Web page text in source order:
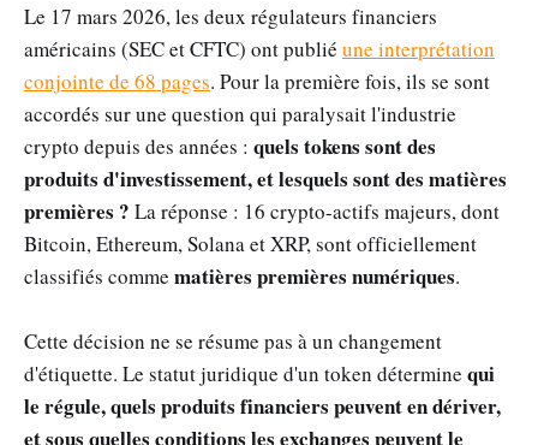
Le 17 mars 2026, les deux régulateurs financiers
américains (SEC et CFTC) ont publié une interprétation
conjointe de 68 pages. Pour la première fois, ils se sont
accordés sur une question qui paralysait l'industrie
crypto depuis des années : quels tokens sont des
produits d'investissement, et lesquels sont des matières
premières ? La réponse : 16 crypto-actifs majeurs, dont
Bitcoin, Ethereum, Solana et XRP, sont officiellement
classifiés comme matières premières numériques.
Cette décision ne se résume pas à un changement
d'étiquette. Le statut juridique d'un token détermine qui
le régule, quels produits financiers peuvent en dériver,
et sous quelles conditions les exchanges peuvent le